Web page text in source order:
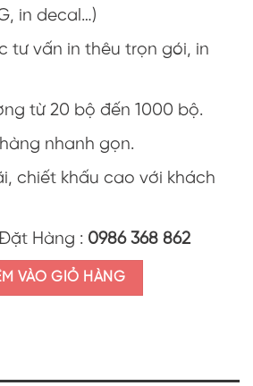
in decal…)
tư vấn in thêu trọn gói, in
từ 20 bộ đến 1000 bộ.
nhanh gọn.
chiết khấu cao với khách
Hàng : 0986 368 862
đỏ số lượng
VÀO GIỎ HÀNG